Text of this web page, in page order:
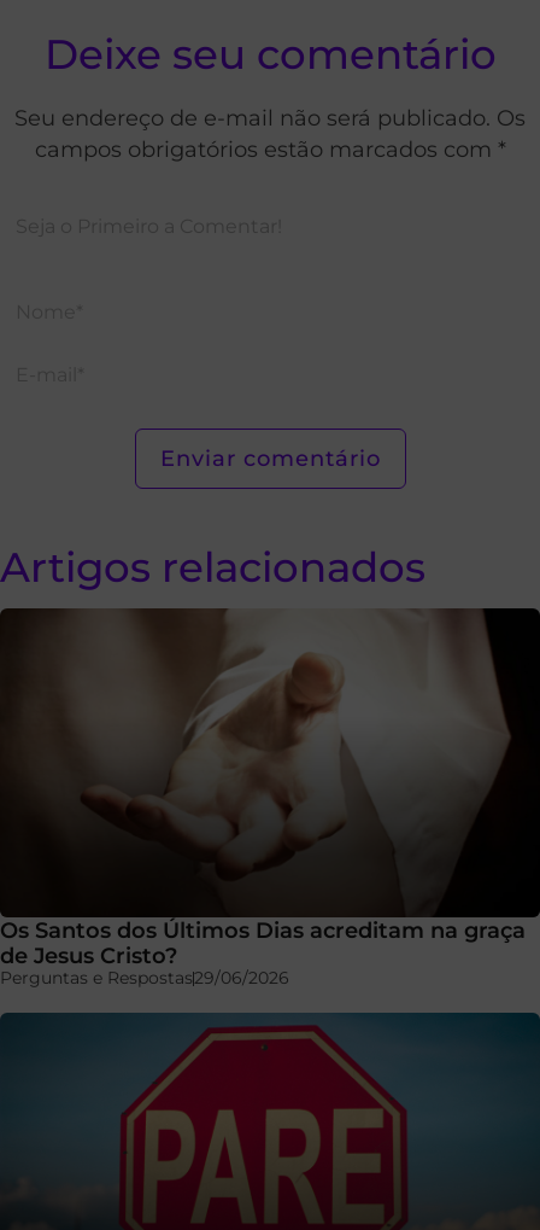
Deixe seu comentário
Seu endereço de e-mail não será publicado. Os
campos obrigatórios estão marcados com *
Artigos relacionados
Os Santos dos Últimos Dias acreditam na graça
de Jesus Cristo?
Perguntas e Respostas29/06/2026